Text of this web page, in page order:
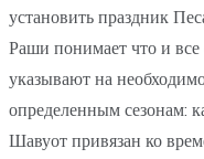
установить праздник
Раши понимает что и
указывают на
определенным сезонам:
Шавуот привязан ко